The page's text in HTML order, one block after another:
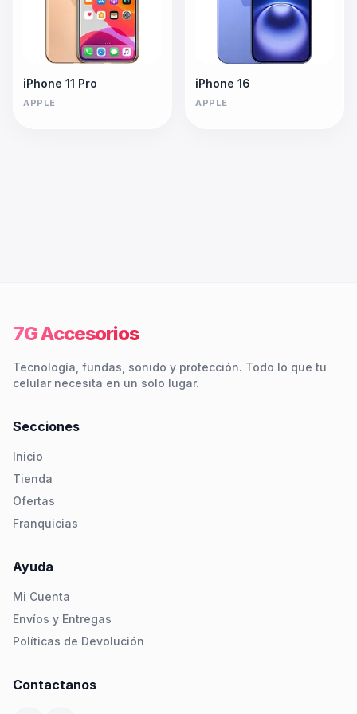
iPhone 11 Pro
APPLE
iPhone 16
APPLE
7G Accesorios
Tecnología, fundas, sonido y protección. Todo lo que tu
celular necesita en un solo lugar.
Secciones
Inicio
Tienda
Ofertas
Franquicias
Ayuda
Mi Cuenta
Envíos y Entregas
Políticas de Devolución
Contactanos